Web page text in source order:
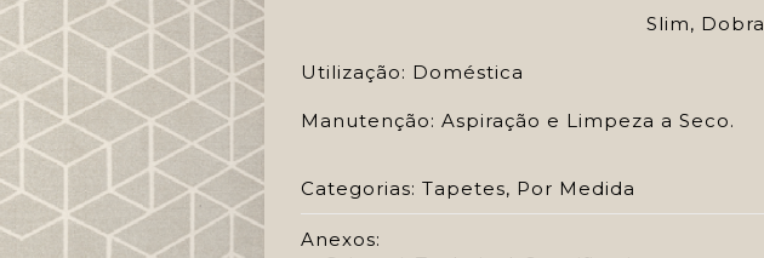
Slim, Dobra
Utilização: Doméstica
Manutenção: Aspiração e Limpeza a Seco.
Categorias: Tapetes, Por Medida
Anexos: